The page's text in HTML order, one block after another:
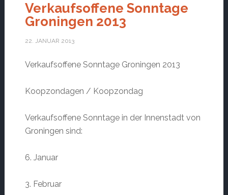
Verkaufsoffene Sonntage
Groningen 2013
22. JANUAR 2013
Verkaufsoffene Sonntage Groningen 2013
Koopzondagen / Koopzondag
Verkaufsoffene Sonntage in der Innenstadt von
Groningen sind:
6. Januar
3. Februar